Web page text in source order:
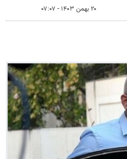
۲۰ بهمن ۱۴۰۳ - ۰۷:۰۷